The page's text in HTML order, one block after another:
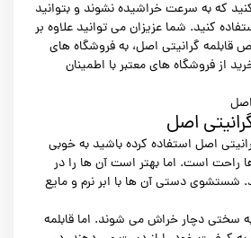
که به سرعت خراشیده نشوند و بتوانید
کنید. شما عزیزان می توانید علاوه بر
گرانیتی اصل، به فروشگاه های
از فروشگاه های معتبر با اطمینان
اصل
اصل استفاده کرده باشید به خوبی
است. اما بهتر است آن ها را در
شستشوی دستی آن ها با ابر نرم و مایع
سختی دچار خراش می شوند. اما قابلمه